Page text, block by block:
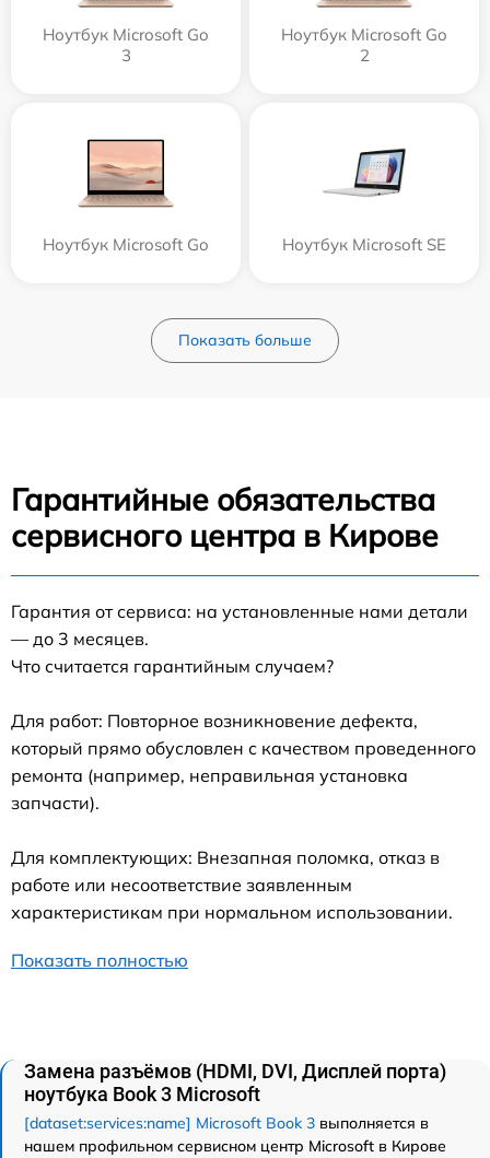
Ноутбук Microsoft Go
3
Ноутбук Microsoft Go
2
Ноутбук Microsoft Go Ноутбук Microsoft SE
Показать больше
Гарантийные обязательства
сервисного центра в Кирове
Гарантия от сервиса: на установленные нами детали
— до 3 месяцев.
Что считается гарантийным случаем?
Для работ: Повторное возникновение дефекта,
который прямо обусловлен с качеством проведенного
ремонта (например, неправильная установка
запчасти).
Для комплектующих: Внезапная поломка, отказ в
работе или несоответствие заявленным
характеристикам при нормальном использовании.
Показать полностью
Замена разъёмов (HDMI, DVI, Дисплей порта)
ноутбука Book 3 Microsoft
[dataset:services:name] Microsoft Book 3 выполняется в
нашем профильном сервисном центр Microsoft в Кирове